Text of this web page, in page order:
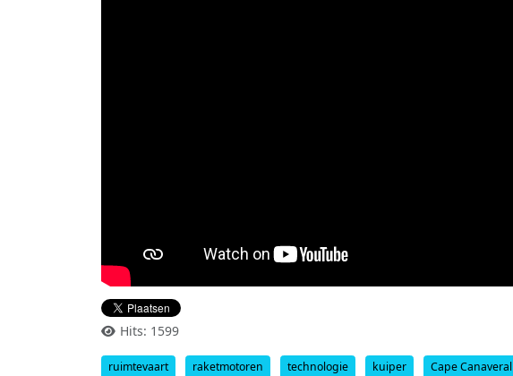
Hits: 1599
ruimtevaart raketmotoren technologie kuiper Cape Canaveral